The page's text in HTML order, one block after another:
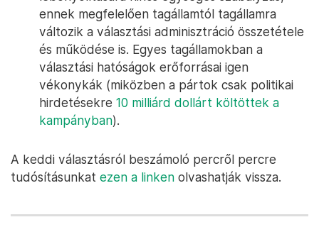
ennek megfelelően tagállamtól tagállamra
változik a választási adminisztráció összetétele
és működése is. Egyes tagállamokban a
választási hatóságok erőforrásai igen
vékonykák (miközben a pártok csak politikai
hirdetésekre 10 milliárd dollárt költöttek a
kampányban).
A keddi választásról beszámoló percről percre
tudósításunkat ezen a linken olvashatják vissza.